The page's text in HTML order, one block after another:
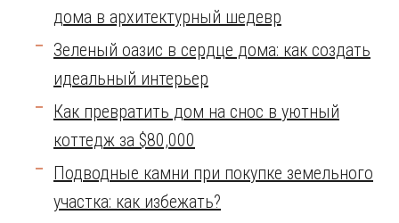
дома в архитектурный шедевр
Зеленый оазис в сердце дома: как создать
идеальный интерьер
Как превратить дом на снос в уютный
коттедж за $80,000
Подводные камни при покупке земельного
участка: как избежать?